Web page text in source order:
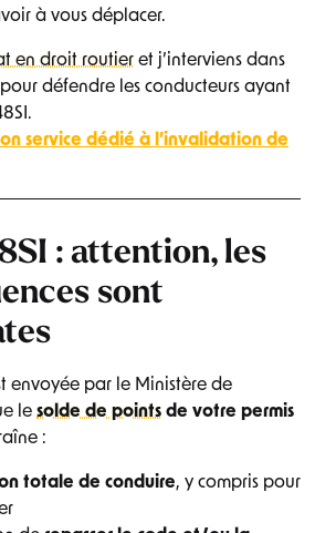
à vous déplacer.
en droit routier et j’interviens dans
défendre les conducteurs ayant
service dédié à l’invalidation de
: attention, les
sont
envoyée par le Ministère de
le solde de points de votre permis
:
totale de conduire, y compris pour